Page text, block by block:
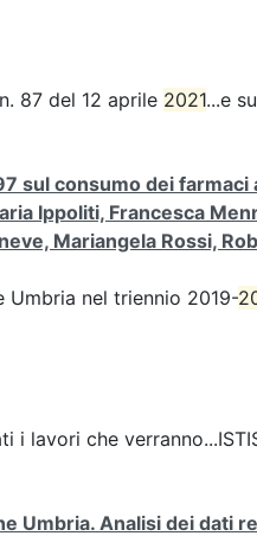
87 del 12 aprile 2021...e
sul consumo dei
Ippoliti, Francesca
Mariangela Rossi,
Umbria nel triennio 2019-
lavori che
Umbria. Analisi dei dati